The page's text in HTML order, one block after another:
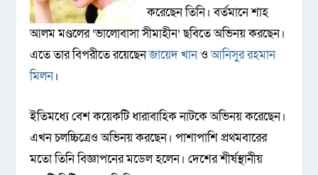
করেছেন তিনি। বর্তমানে শাহ
আলম মণ্ডলের ‘ভালোবাসা সীমাহীন’ ছবিতে অভিনয় করছেন।
এতে তার বিপরীতে রয়েছেনজায়েদ খানওআনিসুর রহমান
মিলন।
ইতিমধ্যে বেশ কয়েকটি ধারাবাহিক নাটকে অভিনয় করেছেন।
এখন চলচ্চিত্রেও অভিনয় করছেন। পাশাপাশি প্রথমবারের
মতো তিনি বিজ্ঞাপনের মডেল হলেন। দেশের শীর্ষস্থানীয়